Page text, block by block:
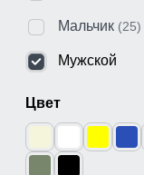
Мальчик (25)
Мужской
Цвет